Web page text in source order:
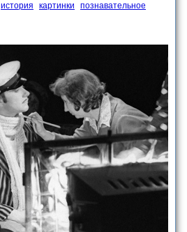
история картинки
познавательное